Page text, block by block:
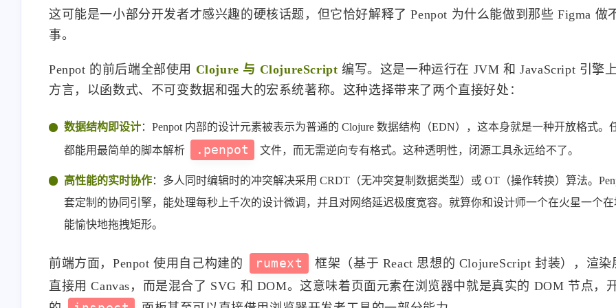
这可能是一小部分开发者才感兴趣的硬核话题，但它恰好解释了 Penpot 为什么能做到那些 Figma 做
事。
Penpot 的前后端全部使用 Clojure 与 ClojureScript 编写。这是一种运行在 JVM 和 JavaScript 引擎
方言，以函数式、不可变数据和强大的宏系统著称。这种选择带来了两个直接好处：
数据结构即设计：Penpot 内部的设计元素被表示为普通的 Clojure 数据结构（EDN），这本身就是一种开放格式。
都能用最简单的脚本解析
.penpot 文件，而无需逆向专有格式。这种透明性，闭源工具永远给不了。
高性能的实时协作：多人同时编辑时的冲突解决采用 CRDT（无冲突复制数据类型）或 OT（操作转换）算法。
套定制的协同引擎，能处理每秒上千次的设计微调，并且对网络延迟极度宽容。就算你和设计师一个在火星一个
能愉快地拖拽矩形。
前端方面，Penpot 使用自己构建的 rumext
框架（基于 React 思想的 ClojureScript 封装），渲染
直接用 Canvas，而是混合了 SVG 和 DOM。这意味着页面元素在浏览器中就是真实的 DOM 节点，